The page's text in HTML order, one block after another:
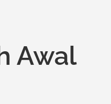
Awal